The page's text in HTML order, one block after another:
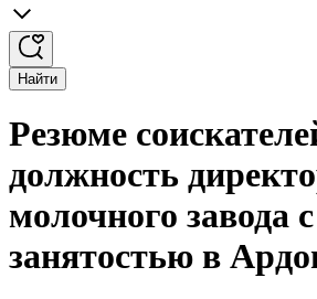
Найти
Резюме
должность
молочного завода
занятостью в